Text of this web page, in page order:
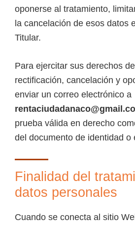
oponerse al tratamiento,
la cancelación de esos datos
Titular.
Para ejercitar sus derechos
rectificación, cancelación y
enviar un correo electrónico a
prueba válida en derecho
del documento de identidad o
Finalidad del
datos personales
Cuando se conecta al sitio